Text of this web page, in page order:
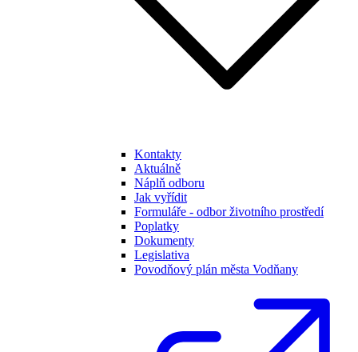
Kontakty
Aktuálně
Náplň odboru
Jak vyřídit
Formuláře - odbor životního prostředí
Poplatky
Dokumenty
Legislativa
Povodňový plán města Vodňany